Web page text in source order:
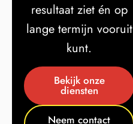
resultaat ziet én op
lange termijn vooruit
kunt.
Bekijk onze
diensten
Neem contact